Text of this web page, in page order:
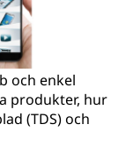
och enkel
produkter, hur
(TDS) och